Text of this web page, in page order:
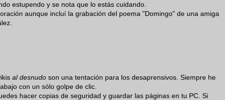
estupendo y se nota que lo estás cuidando.
aunque incluí la grabación del poema "Domingo" de una amiga
al desnudo son una tentación para los desaprensivos. Siempre he
con un sólo golpe de clic.
hacer copias de seguridad y guardar las páginas en tu PC. Si